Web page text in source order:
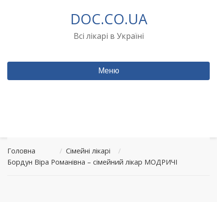
DOC.CO.UA
Всі лікарі в Україні
Меню
Головна / Сімейні лікарі
/
Бордун Віра Романівна – сімейний лікар МОДРИЧІ